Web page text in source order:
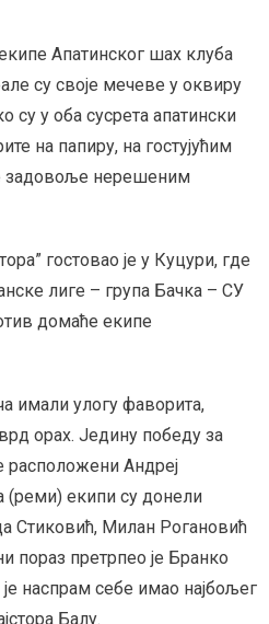
Апатинског шах клуба
су своје мечеве у оквиру
у оба сусрета апатински
на папиру, на гостујућим
задовоље нерешеним
гостовао је у Куцури, где
лиге – група Бачка – СУ
домаће екипе
имали улогу фаворита,
орах. Једину победу за
расположени Андреј
(реми) екипи су донели
Стиковић, Милан Рогановић
пораз претрпео је Бранко
наспрам себе имао најбољег
Балу.